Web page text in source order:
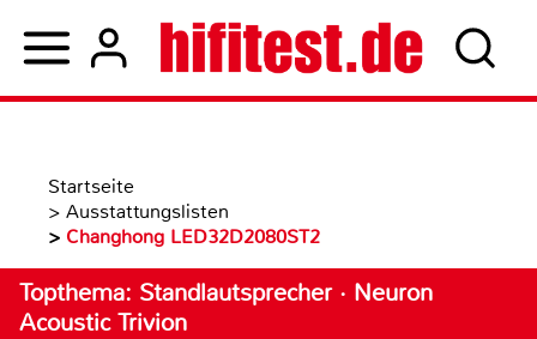
Startseite
> Ausstattungslisten
> Changhong LED32D2080ST2
Topthema: Standlautsprecher · Neuron
Acoustic Trivion